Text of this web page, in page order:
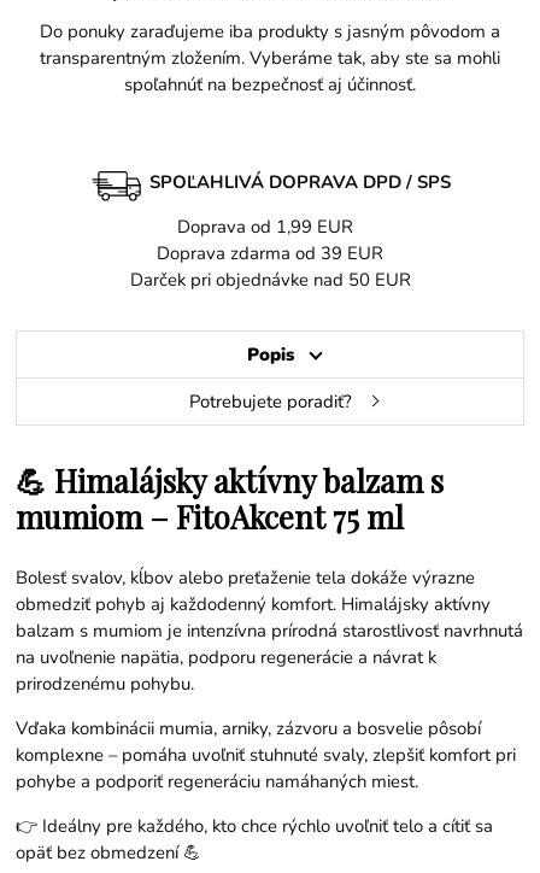
Do ponuky zaraďujeme iba produkty s jasným pôvodom a
transparentným zložením. Vyberáme tak, aby ste sa mohli
spoľahnúť na bezpečnosť aj účinnosť.
SPOĽAHLIVÁ DOPRAVA DPD / SPS
Doprava od 1,99 EUR
Doprava zdarma od 39 EUR
Darček pri objednávke nad 50 EUR
Popis
Potrebujete poradiť?
💪 Himalájsky aktívny balzam s
mumiom – FitoAkcent 75 ml
Bolesť svalov, kĺbov alebo preťaženie tela dokáže výrazne
obmedziť pohyb aj každodenný komfort. Himalájsky aktívny
balzam s mumiom je intenzívna prírodná starostlivosť navrhnutá
na uvoľnenie napätia, podporu regenerácie a návrat k
prirodzenému pohybu.
Vďaka kombinácii mumia, arniky, zázvoru a bosvelie pôsobí
komplexne – pomáha uvoľniť stuhnuté svaly, zlepšiť komfort pri
pohybe a podporiť regeneráciu namáhaných miest.
👉 Ideálny pre každého, kto chce rýchlo uvoľniť telo a cítiť sa
opäť bez obmedzení 💪